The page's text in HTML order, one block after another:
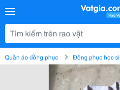
Quần áo đồng phục Đồng phục học